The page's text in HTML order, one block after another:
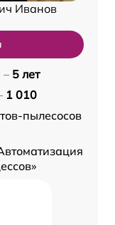
Иванов
– 5 лет
1 010
пылесосов